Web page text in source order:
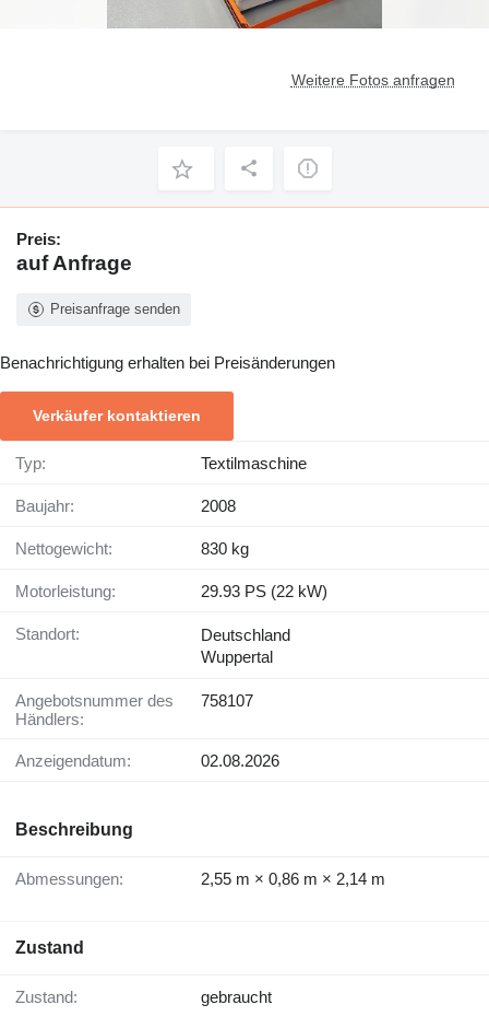
Weitere Fotos anfragen
Preis:
auf Anfrage
Preisanfrage senden
Benachrichtigung erhalten bei Preisänderungen
Verkäufer kontaktieren
Typ: Textilmaschine
Baujahr: 2008
Nettogewicht: 830 kg
Motorleistung: 29.93 PS (22 kW)
Standort:
Deutschland
Wuppertal
Angebotsnummer des
Händlers:
758107
Anzeigendatum: 02.08.2026
Beschreibung
Abmessungen: 2,55 m × 0,86 m × 2,14 m
Zustand
Zustand: gebraucht